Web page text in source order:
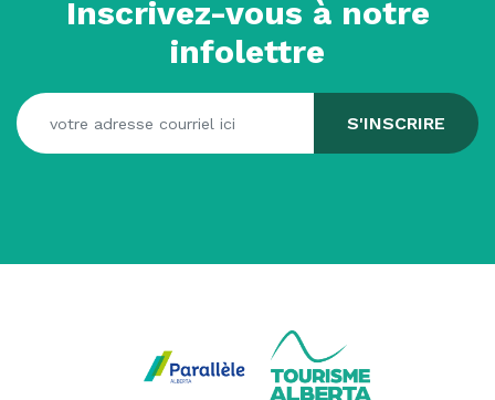
Inscrivez-vous à notre
infolettre